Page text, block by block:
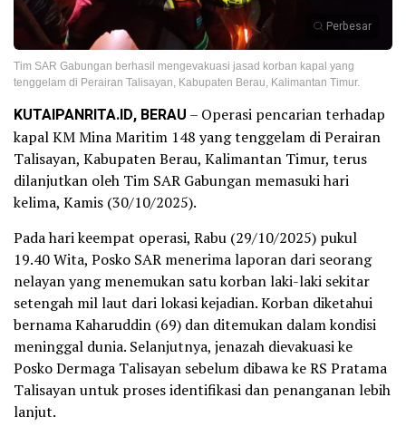
Perbesar
Tim SAR Gabungan berhasil mengevakuasi jasad korban kapal yang
tenggelam di Perairan Talisayan, Kabupaten Berau, Kalimantan Timur.
KUTAIPANRITA.ID, BERAU – Operasi pencarian terhadap
kapal KM Mina Maritim 148 yang tenggelam di Perairan
Talisayan, Kabupaten Berau, Kalimantan Timur, terus
dilanjutkan oleh Tim SAR Gabungan memasuki hari
kelima, Kamis (30/10/2025).
Pada hari keempat operasi, Rabu (29/10/2025) pukul
19.40 Wita, Posko SAR menerima laporan dari seorang
nelayan yang menemukan satu korban laki-laki sekitar
setengah mil laut dari lokasi kejadian. Korban diketahui
bernama Kaharuddin (69) dan ditemukan dalam kondisi
meninggal dunia. Selanjutnya, jenazah dievakuasi ke
Posko Dermaga Talisayan sebelum dibawa ke RS Pratama
Talisayan untuk proses identifikasi dan penanganan lebih
lanjut.